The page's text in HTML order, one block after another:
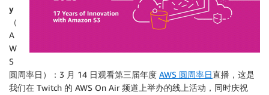
y
（
A
W
S
圆周率日）：3 月 14 日观看第三届年度 AWS 圆周率日直播，这是
我们在 Twitch 的 AWS On Air 频道上举办的线上活动，同时庆祝